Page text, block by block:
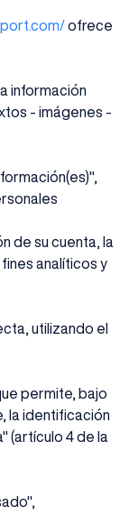
ofrece
información
- imágenes -
de su cuenta, la
analíticos y
utilizando el
permite, bajo
la identificación
(artículo 4 de la